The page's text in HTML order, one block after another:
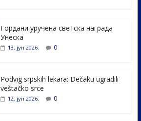
e
dI
e
Гордани уручена светска награда
Унеска
13. јун 2026. 0
Podvig srpskih lekara: Dečaku ugradili
veštačko srce
12. јун 2026. 0